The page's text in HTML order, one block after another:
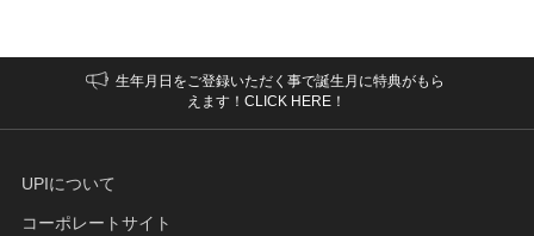
生年月日をご登録いただく事で誕生月に特典がもら
えます！CLICK HERE！
UPIについて
コーポレートサイト